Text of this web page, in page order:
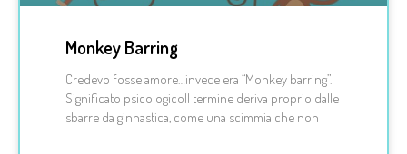
Monkey Barring
Credevo fosse amore…invece era “Monkey barring”.
Significato psicologicoIl termine deriva proprio dalle
sbarre da ginnastica, come una scimmia che non